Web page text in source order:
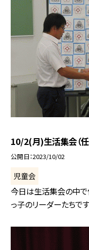
10/2(月)生活集会（任
公開日 2023/10/02
児童会
今日は生活集会の中で
っ子のリーダーたちです